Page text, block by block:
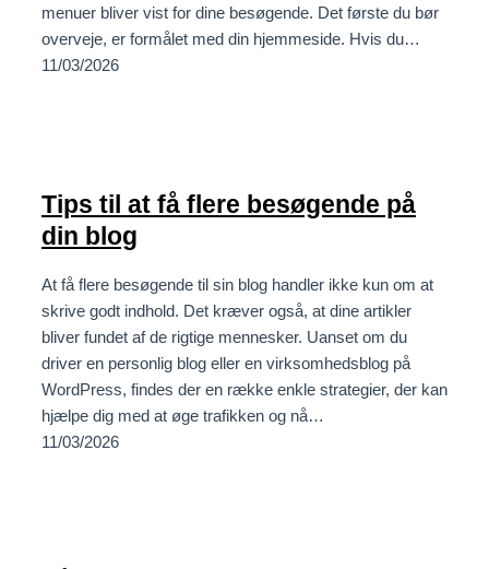
menuer bliver vist for dine besøgende. Det første du bør
overveje, er formålet med din hjemmeside. Hvis du…
11/03/2026
Tips til at få flere besøgende på
din blog
At få flere besøgende til sin blog handler ikke kun om at
skrive godt indhold. Det kræver også, at dine artikler
bliver fundet af de rigtige mennesker. Uanset om du
driver en personlig blog eller en virksomhedsblog på
WordPress, findes der en række enkle strategier, der kan
hjælpe dig med at øge trafikken og nå…
11/03/2026